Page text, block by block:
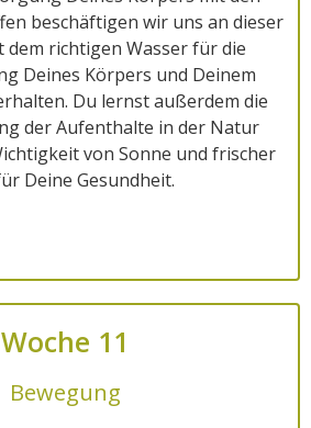
beschäftigen wir uns an dieser
dem richtigen Wasser für die
Deines Körpers und Deinem
Du lernst außerdem die
der Aufenthalte in der Natur
von Sonne und frischer
Deine Gesundheit.
Woche 11
Bewegung